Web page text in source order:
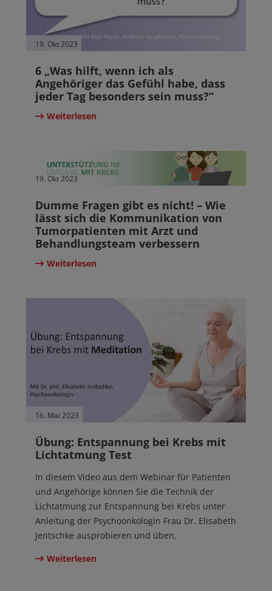
19. Okt 2023
6 „Was hilft, wenn ich als
Angehöriger das Gefühl habe, dass
jeder Tag besonders sein muss?“
Weiterlesen
19. Okt 2023
Dumme Fragen gibt es nicht! – Wie
lässt sich die Kommunikation von
Tumorpatienten mit Arzt und
Behandlungsteam verbessern
Weiterlesen
16. Mai 2023
Übung: Entspannung bei Krebs mit
Lichtatmung Test
In diesem Video aus dem Webinar für Patienten
und Angehörige können Sie die Technik der
Lichtatmung zur Entspannung bei Krebs unter
Anleitung der Psychoonkologin Frau Dr. Elisabeth
Jentschke ausprobieren und üben.
Weiterlesen